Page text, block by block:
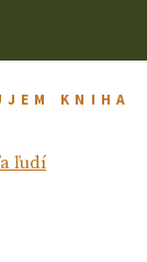
KNIHA